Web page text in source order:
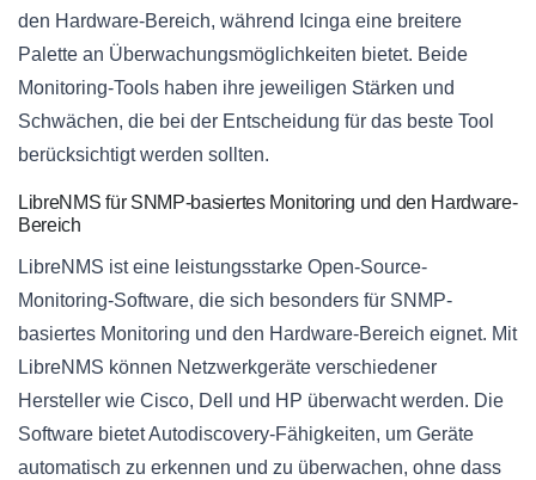
den Hardware-Bereich, während Icinga eine breitere
Palette an Überwachungsmöglichkeiten bietet. Beide
Monitoring-Tools haben ihre jeweiligen Stärken und
Schwächen, die bei der Entscheidung für das beste Tool
berücksichtigt werden sollten.
LibreNMS für SNMP-basiertes Monitoring und den Hardware-
Bereich
LibreNMS ist eine leistungsstarke Open-Source-
Monitoring-Software, die sich besonders für SNMP-
basiertes Monitoring und den Hardware-Bereich eignet. Mit
LibreNMS können Netzwerkgeräte verschiedener
Hersteller wie Cisco, Dell und HP überwacht werden. Die
Software bietet Autodiscovery-Fähigkeiten, um Geräte
automatisch zu erkennen und zu überwachen, ohne dass